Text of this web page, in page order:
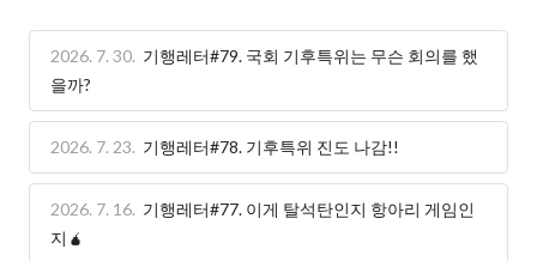
2026. 7. 30. 기행레터#79. 국회 기후특위는 무슨 회의를 했
을까?
2026. 7. 23. 기행레터#78. 기후특위 진도 나감!!
2026. 7. 16. 기행레터#77. 이게 탈석탄인지 항아리 게임인
지🧉